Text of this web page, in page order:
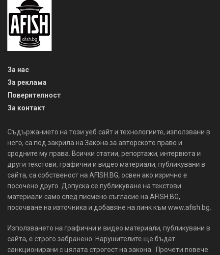
За нас
За реклама
Поверителност
За контакт
Съдържанието на този уеб сайт и технологиите, използвани в
него, са под закрила на Закона за авторското право и
сродните му права. Всички статии, репортажи, интервюта и
други текстови, графични и видео материали, публикувани в
сайта, са собственост на AFISH.BG, освен ако изрично е
посочено друго. Допуска се публикуване на текстови
материали само след писмено съгласие на AFISH.BG,
посочване на източника и добавяне на линк към www.afish.bg.
Използването на графични и видео материали, публикувани в
сайта, е строго забранено. Нарушителите ще бъдат
санкционирани с цялата строгост на закона. Прочети повече